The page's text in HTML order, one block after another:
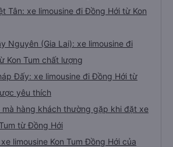
Tân: xe limousine đi Đồng Hới từ Kon
Nguyên (Gia Lai): xe limousine đi
Kon Tum chất lượng
Đấy: xe limousine đi Đồng Hới từ
yêu thích
hàng khách thường gặp khi đặt xe
từ Đồng Hới
limousine Kon Tum Đồng Hới của